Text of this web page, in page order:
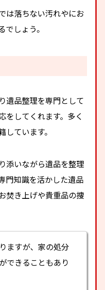
は落ちない汚れやにお
しょう。
遺品整理を専門として
をしてくれます。多く
ています。
添いながら遺品を整理
門知識を活かした遺品
焚き上げや貴重品の捜
ますが、家の処分
できることもあり